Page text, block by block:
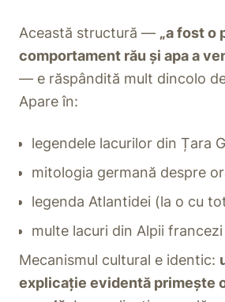
Această structură — „a fost o
comportament rău și apa a
— e răspândită mult dincolo
Apare în:
legendele lacurilor din Țara
mitologia germană despre
legenda Atlantidei (la o cu
multe lacuri din Alpii
Mecanismul cultural e identic:
explicație evidentă primește